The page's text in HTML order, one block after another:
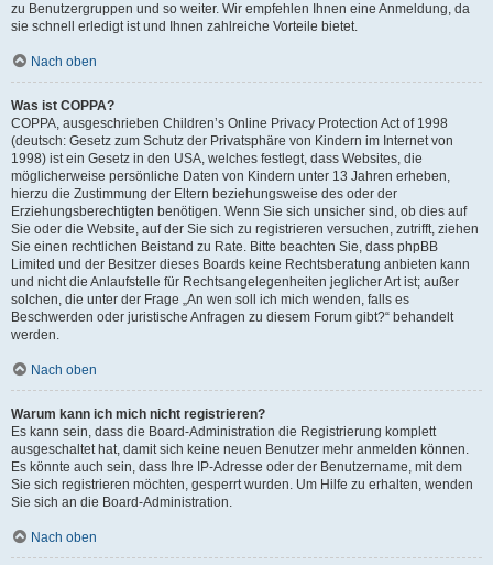
zu Benutzergruppen und so weiter. Wir empfehlen Ihnen eine Anmeldung, da
sie schnell erledigt ist und Ihnen zahlreiche Vorteile bietet.
Nach oben
Was ist COPPA?
COPPA, ausgeschrieben Children’s Online Privacy Protection Act of 1998
(deutsch: Gesetz zum Schutz der Privatsphäre von Kindern im Internet von
1998) ist ein Gesetz in den USA, welches festlegt, dass Websites, die
möglicherweise persönliche Daten von Kindern unter 13 Jahren erheben,
hierzu die Zustimmung der Eltern beziehungsweise des oder der
Erziehungsberechtigten benötigen. Wenn Sie sich unsicher sind, ob dies auf
Sie oder die Website, auf der Sie sich zu registrieren versuchen, zutrifft, ziehen
Sie einen rechtlichen Beistand zu Rate. Bitte beachten Sie, dass phpBB
Limited und der Besitzer dieses Boards keine Rechtsberatung anbieten kann
und nicht die Anlaufstelle für Rechtsangelegenheiten jeglicher Art ist; außer
solchen, die unter der Frage „An wen soll ich mich wenden, falls es
Beschwerden oder juristische Anfragen zu diesem Forum gibt?“ behandelt
werden.
Nach oben
Warum kann ich mich nicht registrieren?
Es kann sein, dass die Board-Administration die Registrierung komplett
ausgeschaltet hat, damit sich keine neuen Benutzer mehr anmelden können.
Es könnte auch sein, dass Ihre IP-Adresse oder der Benutzername, mit dem
Sie sich registrieren möchten, gesperrt wurden. Um Hilfe zu erhalten, wenden
Sie sich an die Board-Administration.
Nach oben